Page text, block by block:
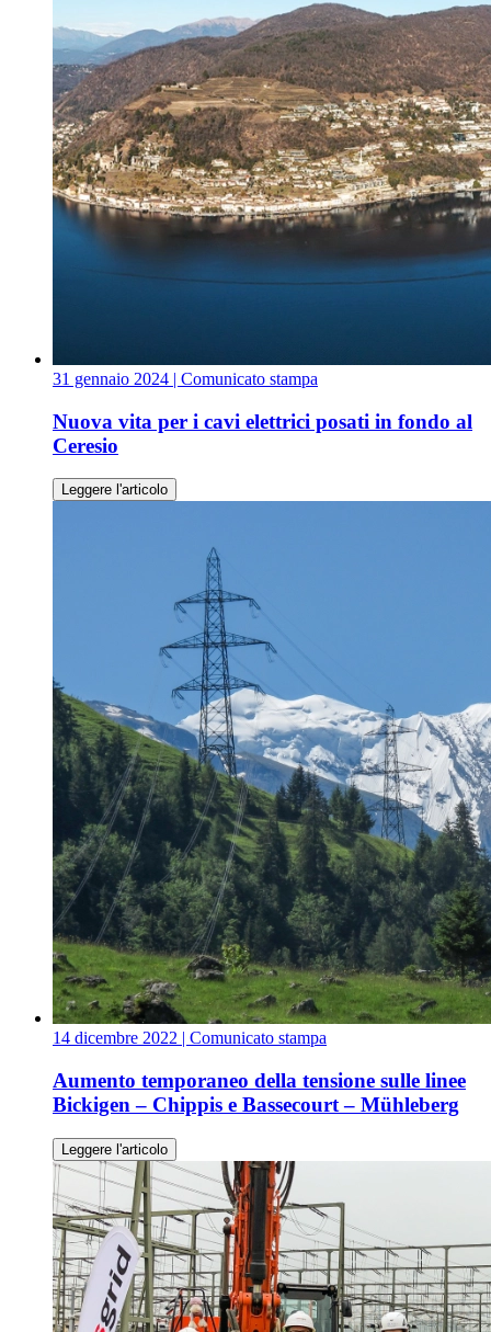
31 gennaio 2024 | Comunicato stampa
Nuova vita per i cavi elettrici posati in fondo al
Ceresio
Leggere l'articolo
14 dicembre 2022 | Comunicato stampa
Aumento temporaneo della tensione sulle linee
Bickigen – Chippis e Bassecourt – Mühleberg
Leggere l'articolo